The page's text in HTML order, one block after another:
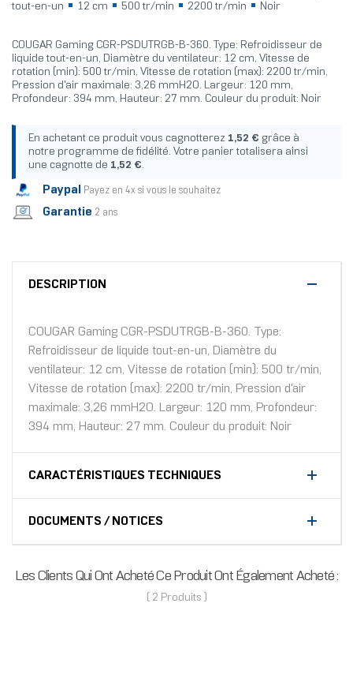
tout-en-un
12 cm 500 tr/min 2200 tr/min Noir
COUGAR Gaming CGR-PSDUTRGB-B-360. Type: Refroidisseur de
liquide tout-en-un, Diamètre du ventilateur: 12 cm, Vitesse de
rotation (min): 500 tr/min, Vitesse de rotation (max): 2200 tr/min,
Pression d'air maximale: 3,26 mmH2O. Largeur: 120 mm,
Profondeur: 394 mm, Hauteur: 27 mm. Couleur du produit: Noir
En achetant ce produit vous cagnotterez 1,52 € grâce à
notre programme de fidélité. Votre panier totalisera ainsi
une cagnotte de 1,52 €.
Paypal Payez en 4x si vous le souhaitez
Garantie 2 ans
DESCRIPTION
COUGAR Gaming CGR-PSDUTRGB-B-360. Type:
Refroidisseur de liquide tout-en-un, Diamètre du
ventilateur: 12 cm, Vitesse de rotation (min): 500 tr/min,
Vitesse de rotation (max): 2200 tr/min, Pression d'air
maximale: 3,26 mmH2O. Largeur: 120 mm, Profondeur:
394 mm, Hauteur: 27 mm. Couleur du produit: Noir
CARACTÉRISTIQUES TECHNIQUES
DOCUMENTS / NOTICES
Les Clients Qui Ont Acheté Ce Produit Ont Également Acheté :
( 2 Produits )